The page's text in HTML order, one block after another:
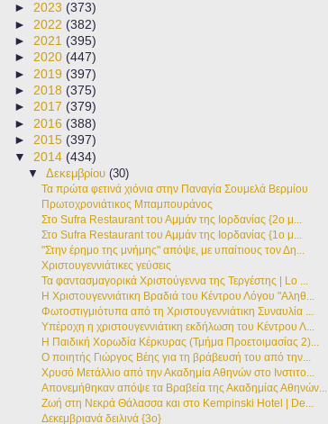
► 2023 (373)
► 2022 (382)
► 2021 (395)
► 2020 (447)
► 2019 (397)
► 2018 (375)
► 2017 (379)
► 2016 (388)
► 2015 (397)
▼ 2014 (434)
▼Δεκεμβρίου(30)
Τα πρώτα φετινά χιόνια στην Παναγία Σουμελά Βερμίου
Πρωτοχρονιάτικος Μπαμπουράνος
Στο Sufra Restaurant του Αμμάν της Ιορδανίας {2ο μ...
Στο Sufra Restaurant του Αμμάν της Ιορδανίας {1ο μ...
"Στην έρημο της μνήμης" απόψε, με υπαίτιους τον Δη...
Χριστουγεννιάτικες γεύσεις
Τα φαντασμαγορικά Χριστούγεννα της Τεργέστης | Lo ...
Η Χριστουγεννιάτικη Βραδιά του Κέντρου Λόγου "Αληθ...
Φωτοστιγμιότυπα από τη Χριστουγεννιάτικη Συναυλία ...
Υπέροχη η χριστουγεννιάτικη εκδήλωση του Κέντρου Λ...
Η Παιδική Χορωδία Κέρκυρας (Τμήμα Προετοιμασίας 2)...
Ο ποιητής Γιώργος Βέης για τη βράβευσή του από την...
Χρυσό Μετάλλιο από την Ακαδημία Αθηνών στο Ινστιτο...
Απονεμήθηκαν απόψε τα Βραβεία της Ακαδημίας Αθηνών...
Ζωή στη Νεκρά Θάλασσα και στο Kempinski Hotel | De...
Δεκεμβριανά δειλινά {3ο}